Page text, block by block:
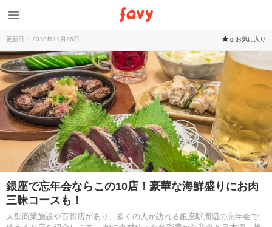
更新日： 2018年11月26日 0 お気に入り
銀座で忘年会ならこの10店！豪華な海鮮盛りにお肉
三昧コースも！
大型商業施設や百貨店があり、多くの人が訪れる銀座駅周辺の忘年会で